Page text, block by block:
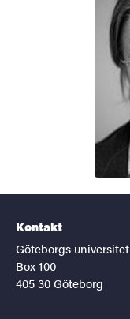
Kontakt
Göteborgs universitet
Box 100
405 30 Göteborg